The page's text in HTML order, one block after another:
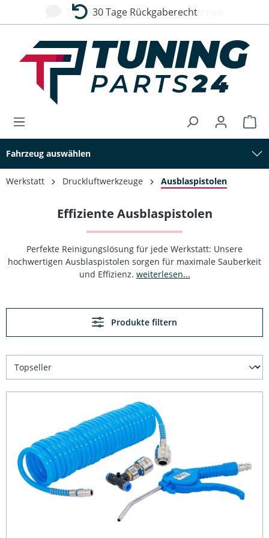
30 Tage Rückgaberecht
Top Bewertung – 4,9 von 5 Sternen
Fahrzeug auswählen
Werkstatt Druckluftwerkzeuge Ausblaspistolen
Effiziente Ausblaspistolen
Perfekte Reinigungslösung für jede Werkstatt: Unsere
hochwertigen Ausblaspistolen sorgen für maximale Sauberkeit
und Effizienz. weiterlesen...
Produkte filtern